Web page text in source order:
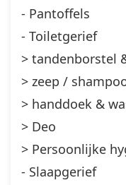
- Pantoffels
- Toiletgerief
> tandenborstel
> zeep /
> handdoek &
> Deo
> Persoonlijke
- Slaapgerief